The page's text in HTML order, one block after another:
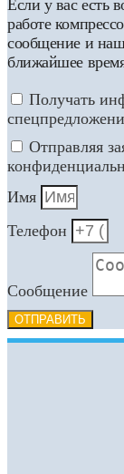
Если у вас есть
работе
сообщение и
ближайшее
Получать
Отправляя
Имя
Телефон
Сообщение
ОТПРАВИТЬ